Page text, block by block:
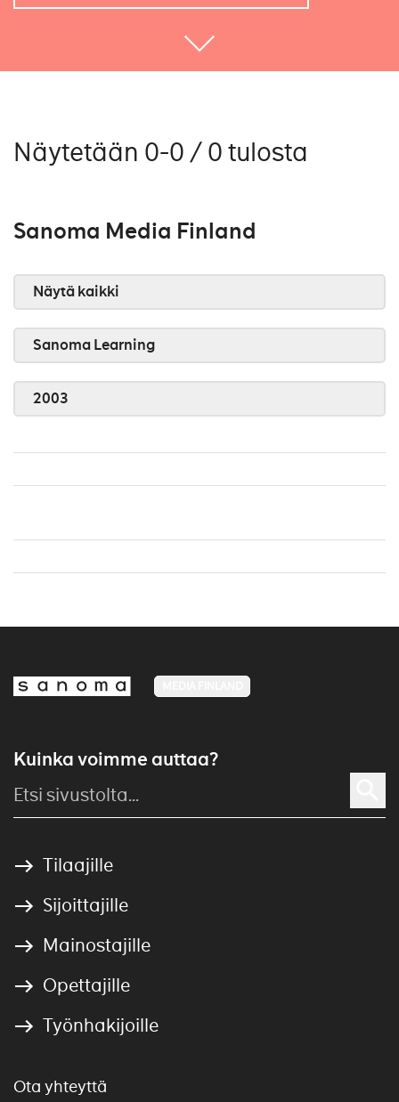
Näytetään 0-0 / 0 tulosta
Sanoma Media Finland
Näytä kaikki
Sanoma Learning
2003
Kuinka voimme auttaa?
Tilaajille
Sijoittajille
Mainostajille
Opettajille
Työnhakijoille
Ota yhteyttä